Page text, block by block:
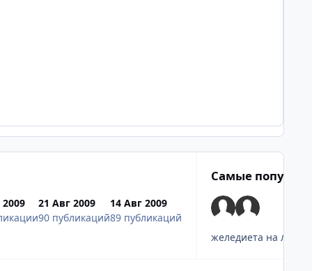
21 Авг 2009
90 публикаций
14 Авг 2009
89 публикаций
Самые
желедиета на